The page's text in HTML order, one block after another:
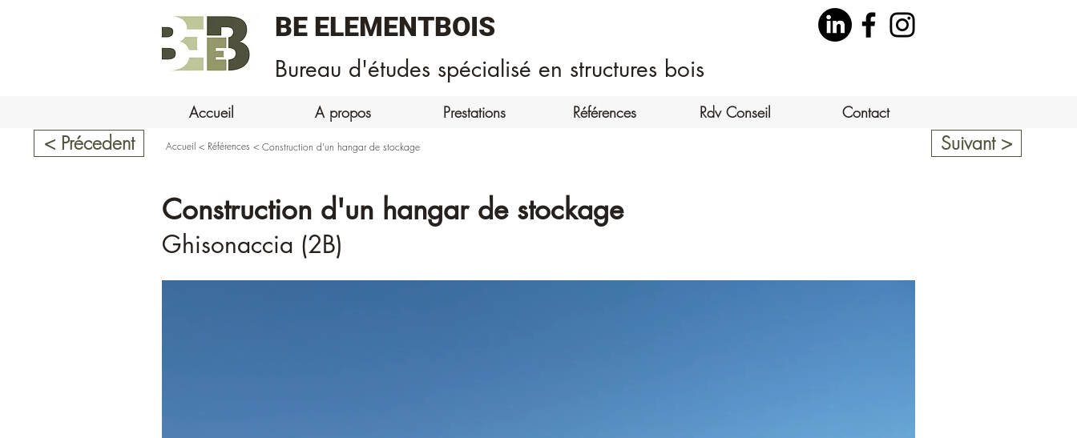
BE ELEMENTBOIS
Bureau d'études spécialisé en structures bois
Accueil A propos Prestations Références Rdv Conseil Contact
< Précedent Accueil < Références < Construction d'un hangar de stockage Suivant >
Construction d'un hangar de stockage
Ghisonaccia (2B)